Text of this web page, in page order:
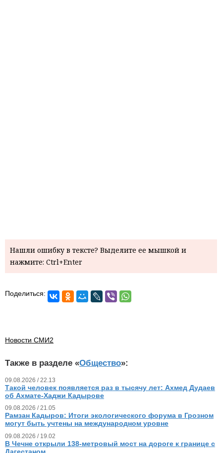
Нашли ошибку в тексте? Выделите ее мышкой и
нажмите: Ctrl+Enter
Поделиться:
Новости СМИ2
Также в разделе «Общество»:
09.08.2026 / 22.13
Такой человек появляется раз в тысячу лет: Ахмед Дудаев
об Ахмате-Хаджи Кадырове
09.08.2026 / 21.05
Рамзан Кадыров: Итоги экологического форума в Грозном
могут быть учтены на международном уровне
09.08.2026 / 19.02
В Чечне открыли 138-метровый мост на дороге к границе с
Дагестаном